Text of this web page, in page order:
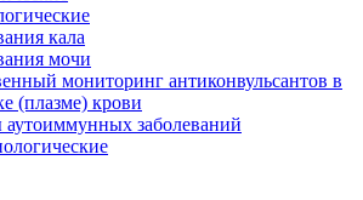
кала
мочи
мониторинг антиконвульсантов в
(плазме) крови
заболеваний